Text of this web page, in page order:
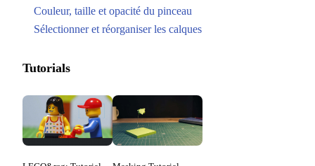
Couleur, taille et opacité du pinceau
Sélectionner et réorganiser les calques
Tutorials